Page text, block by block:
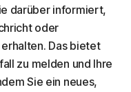
darüber informiert,
oder
Das bietet
zu melden und Ihre
Sie ein neues,